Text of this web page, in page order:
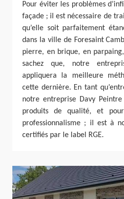
Pour éviter les problèmes
façade ; il est nécessaire de
qu’elle soit parfaitement
dans la ville de Foresaint
pierre, en brique, en
sachez que, notre
appliquera la meilleure
cette dernière. En tant
notre entreprise Davy
produits de qualité, et
professionnalisme ; il est à
certifiés par le label RGE.